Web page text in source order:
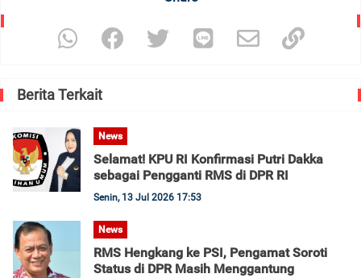
Berita Terkait
News
Selamat! KPU RI Konfirmasi Putri Dakka
sebagai Pengganti RMS di DPR RI
Senin, 13 Jul 2026 17:53
News
RMS Hengkang ke PSI, Pengamat Soroti
Status di DPR Masih Menggantung